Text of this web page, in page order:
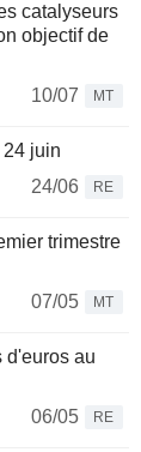
catalyseurs
objectif de
10/07
MT
juin
24/06
RE
trimestre
07/05
MT
d'euros au
06/05
RE